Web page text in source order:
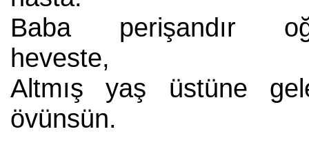
Baba perişandır
heveste,
Altmış yaş üstüne
övünsün.